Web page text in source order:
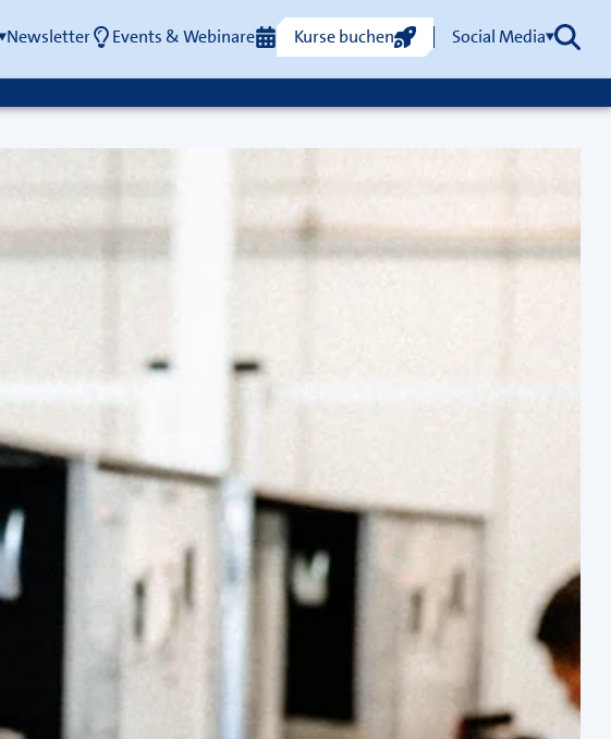
Newsletter Events & Webinare Kurse buchen Social Media